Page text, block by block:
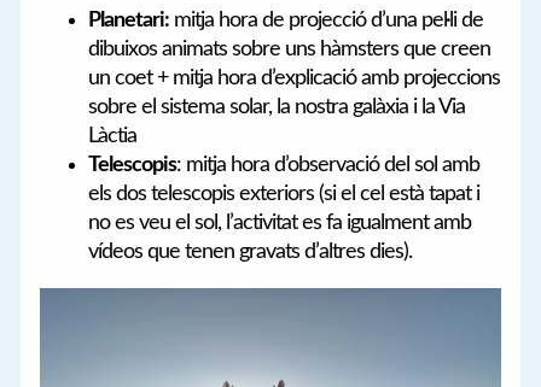
Planetari: mitja hora de projecció d’una pel·li de
dibuixos animats sobre uns hàmsters que creen
un coet + mitja hora d’explicació amb projeccions
sobre el sistema solar, la nostra galàxia i la Via
Làctia
Telescopis: mitja hora d’observació del sol amb
els dos telescopis exteriors (si el cel està tapat i
no es veu el sol, l’activitat es fa igualment amb
vídeos que tenen gravats d’altres dies).